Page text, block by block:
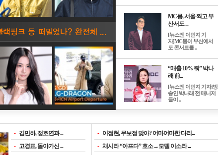
MC몽, 서울 찍고 부
산서도 ...
[뉴스엔 이민지 기
자]MC몽이 부산에서
도 콘서트를 ..
“매출 10% 줘” 박나
래 前...
[뉴스엔 이민지 기자]방
송인 박나래 전 매니저
들이 ..
- 김민하, 정호연과 ...
- 고경표, 돌아가신 ...
- 이정현, 무보정 맞아? 어마어마한 다리...
- 채시라 “아프다” 호소→모델 이소라 ...